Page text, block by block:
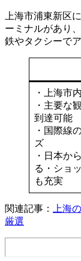
上海市浦東新区
ーミナルがあり
鉄やタクシーで
・上海市
・主要な
到達可能
・国際線
ズ
・日本か
る・ショ
も充実
関連記事：
上海
厳選